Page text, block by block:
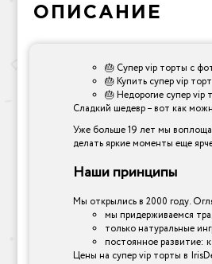
ОПИСАНИЕ
🎂 Супер vip торты с
🎂 Купить супер vip
🎂 Недорогие супер vip
Сладкий шедевр – вот как
Уже больше 19 лет мы
делать яркие моменты еще
Наши принципы
Мы открылись в 2000 году.
мы придерживаемся
только натуральные
постоянное развитие:
Цены на супер vip торты в